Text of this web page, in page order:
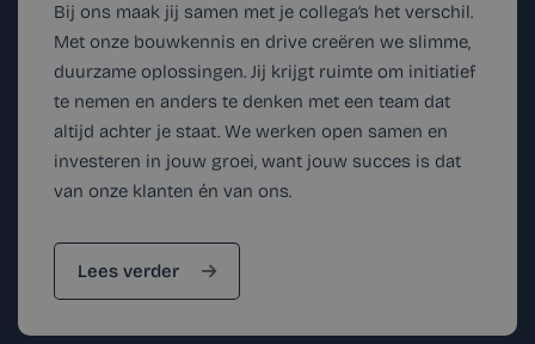
Bij ons maak jij samen met je collega’s het verschil.
Met onze bouwkennis en drive creëren we slimme,
duurzame oplossingen. Jij krijgt ruimte om initiatief
te nemen en anders te denken met een team dat
altijd achter je staat. We werken open samen en
investeren in jouw groei, want jouw succes is dat
van onze klanten én van ons.
Lees verder